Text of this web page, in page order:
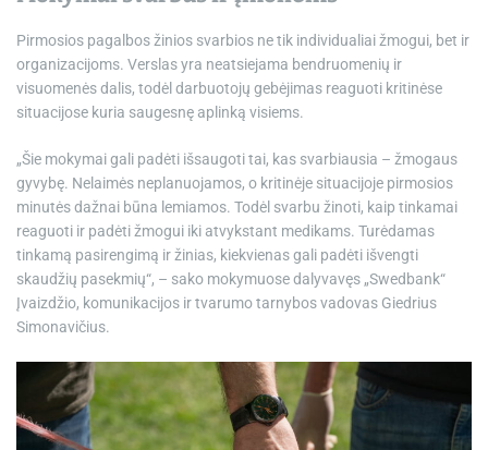
Pirmosios pagalbos žinios svarbios ne tik individualiai žmogui, bet ir
organizacijoms. Verslas yra neatsiejama bendruomenių ir
visuomenės dalis, todėl darbuotojų gebėjimas reaguoti kritinėse
situacijose kuria saugesnę aplinką visiems.
„Šie mokymai gali padėti išsaugoti tai, kas svarbiausia – žmogaus
gyvybę. Nelaimės neplanuojamos, o kritinėje situacijoje pirmosios
minutės dažnai būna lemiamos. Todėl svarbu žinoti, kaip tinkamai
reaguoti ir padėti žmogui iki atvykstant medikams. Turėdamas
tinkamą pasirengimą ir žinias, kiekvienas gali padėti išvengti
skaudžių pasekmių“, – sako mokymuose dalyvavęs „Swedbank“
Įvaizdžio, komunikacijos ir tvarumo tarnybos vadovas Giedrius
Simonavičius.